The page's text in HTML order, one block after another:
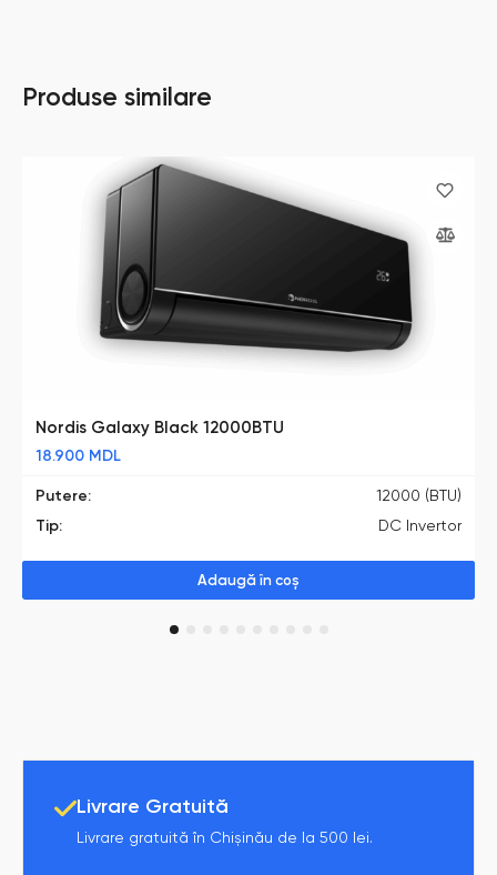
Produse similare
Nordis Galaxy Black 12000BTU
18.900 MDL
Putere:
12000 (BTU)
Tip: DC Invertor
Adaugă în coș
4
Livrare Gratuită
Livrare gratuită în Chișinău de la 500 lei.